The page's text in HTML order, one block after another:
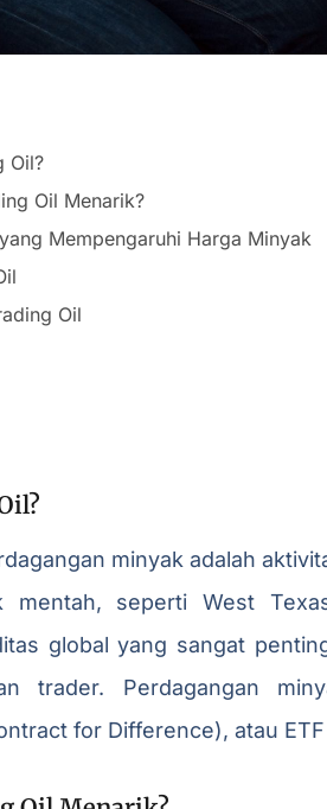
Oil?
Oil Menarik?
Mempengaruhi Harga Minyak
Oil
minyak adalah
mentah, seperti West
global yang sangat
trader. Perdagangan
for Difference), atau